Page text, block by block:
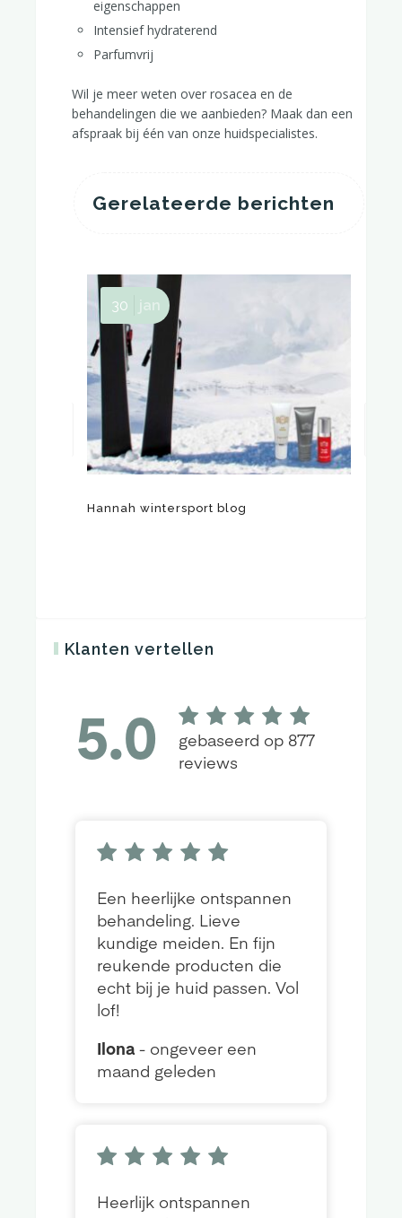
eigenschappen
Intensief hydraterend
Parfumvrij
Wil je meer weten over rosacea en de
behandelingen die we aanbieden? Maak dan een
afspraak bij één van onze huidspecialistes.
Gerelateerde berichten
Hannah wintersport blog
30 jan
Klanten vertellen